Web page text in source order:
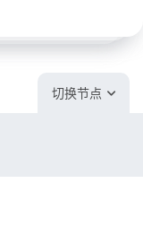
切换节点